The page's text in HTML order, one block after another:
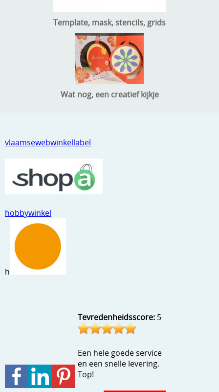
vlaamsewebwinkellabel
hobbywinkel
h
Tevredenheidsscore: 5
Een hele goede service
en een snelle levering.
Top!
Template, mask, stencils, grids
Wat nog, een creatief kijkje